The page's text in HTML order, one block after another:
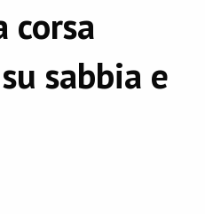
corsa
sabbia e